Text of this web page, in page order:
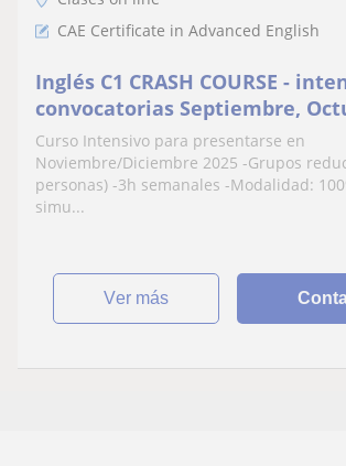
CAE Certificate in Advanced English
Inglés C1 CRASH COURSE -
convocatorias Septiembre,
Curso Intensivo para presentarse en
Noviembre/Diciembre 2025 -Grupos
personas) -3h semanales -Modalidad:
simu...
ver más